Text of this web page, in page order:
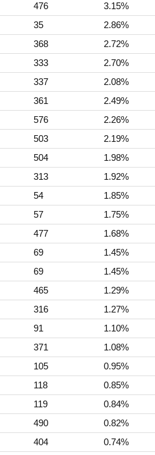
476
3.15%
35
2.86%
368
2.72%
333
2.70%
337
2.08%
361
2.49%
576
2.26%
503
2.19%
504
1.98%
313
1.92%
54
1.85%
57
1.75%
477
1.68%
69
1.45%
69
1.45%
465
1.29%
316
1.27%
91
1.10%
371
1.08%
105
0.95%
118
0.85%
119
0.84%
490
0.82%
404
0.74%